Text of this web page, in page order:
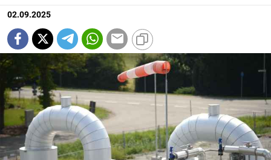
02.09.2025